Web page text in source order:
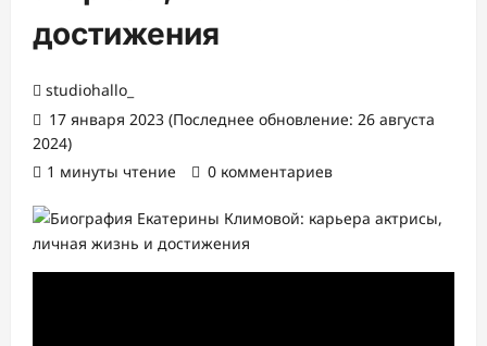
достижения
studiohallo_
17 января 2023 (Последнее обновление: 26 августа
2024)
1 минуты чтение
0 комментариев